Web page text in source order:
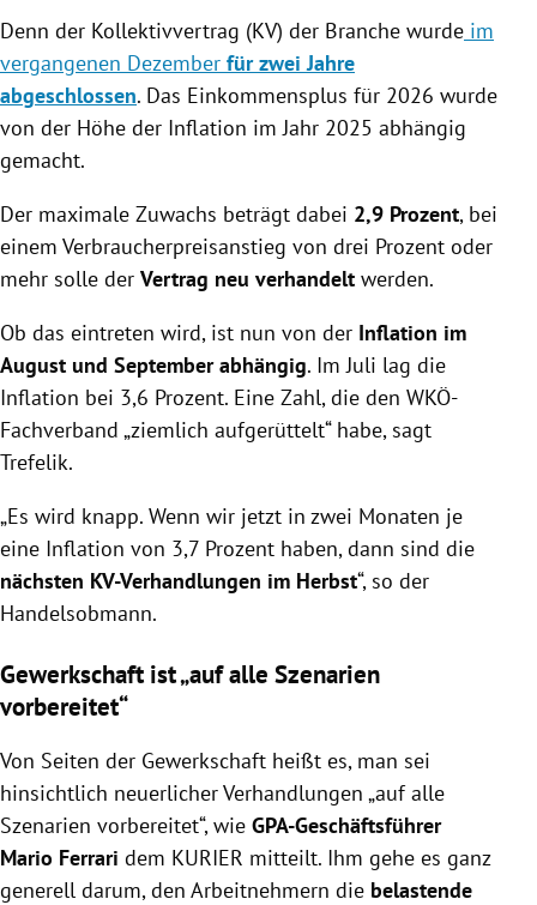
Denn der Kollektivvertrag (KV) der Branche wurde im
vergangenen Dezember für zwei Jahre
abgeschlossen. Das Einkommensplus für 2026 wurde
von der Höhe der Inflation im Jahr 2025 abhängig
gemacht.
Der maximale Zuwachs beträgt dabei 2,9 Prozent, bei
einem Verbraucherpreisanstieg von drei Prozent oder
mehr solle der Vertrag neu verhandelt werden.
Ob das eintreten wird, ist nun von der Inflation im
August und September abhängig. Im Juli lag die
Inflation bei 3,6 Prozent. Eine Zahl, die den WKÖ-
Fachverband „ziemlich aufgerüttelt“ habe, sagt
Trefelik.
„Es wird knapp. Wenn wir jetzt in zwei Monaten je
eine Inflation von 3,7 Prozent haben, dann sind die
nächsten KV-Verhandlungen im Herbst“, so der
Handelsobmann.
Gewerkschaft ist „auf alle Szenarien
vorbereitet“
Von Seiten der Gewerkschaft heißt es, man sei
hinsichtlich neuerlicher Verhandlungen „auf alle
Szenarien vorbereitet“, wie GPA-Geschäftsführer
Mario Ferrari dem KURIER mitteilt. Ihm gehe es ganz
generell darum, den Arbeitnehmern die belastende